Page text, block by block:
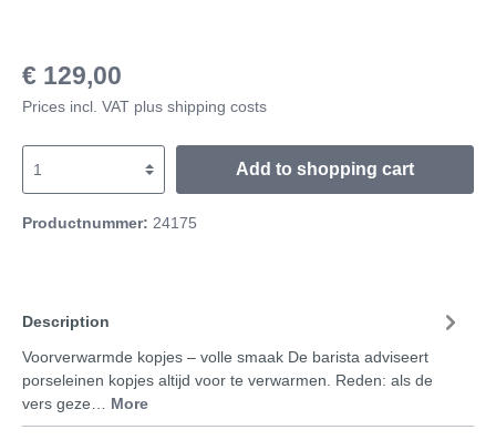
€ 129,00
Prices incl. VAT plus shipping costs
Add to shopping cart
Productnummer: 24175
Description
Voorverwarmde kopjes – volle smaak De barista adviseert
porseleinen kopjes altijd voor te verwarmen. Reden: als de
vers geze… More